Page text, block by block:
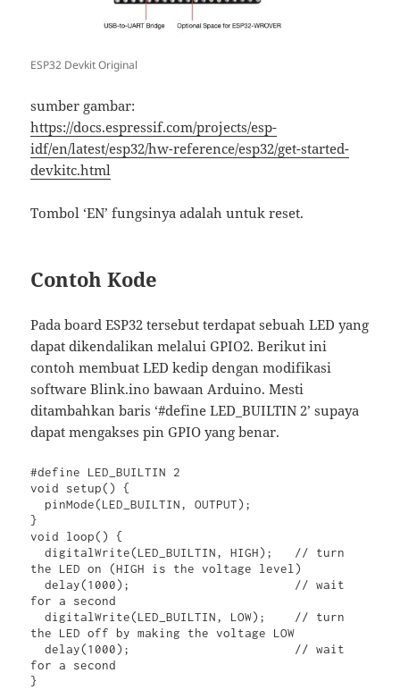
ESP32 Devkit Original
sumber gambar:
https://docs.espressif.com/projects/esp-
idf/en/latest/esp32/hw-reference/esp32/get-started-
devkitc.html
Tombol ‘EN’ fungsinya adalah untuk reset.
Contoh Kode
Pada board ESP32 tersebut terdapat sebuah LED yang
dapat dikendalikan melalui GPIO2. Berikut ini
contoh membuat LED kedip dengan modifikasi
software Blink.ino bawaan Arduino. Mesti
ditambahkan baris ‘#define LED_BUILTIN 2’ supaya
dapat mengakses pin GPIO yang benar.
#define LED_BUILTIN 2
void setup() {
}
void loop() {
  digitalWrite(LED_BUILTIN, HIGH);   // turn
the LED on (HIGH is the voltage level)
  delay(1000);                       // wait
for a second
  digitalWrite(LED_BUILTIN, LOW);    // turn
the LED off by making the voltage LOW
  delay(1000);                       // wait
for a second
}